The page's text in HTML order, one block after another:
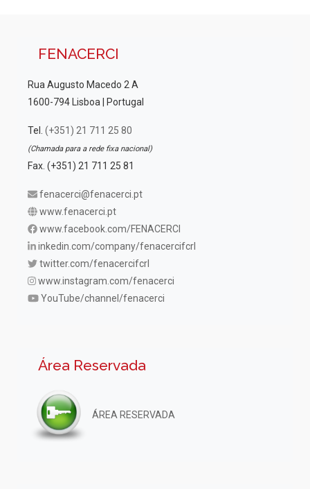
FENACERCI
Rua Augusto Macedo 2 A
1600-794 Lisboa | Portugal
Tel. (+351) 21 711 25 80
(Chamada para a rede fixa nacional)
Fax. (+351) 21 711 25 81
fenacerci@fenacerci.pt
www.fenacerci.pt
www.facebook.com/FENACERCI
inkedin.com/company/fenacercifcrl
twitter.com/fenacercifcrl
www.instagram.com/fenacerci
YouTube/channel/fenacerci
Área Reservada
ÁREA RESERVADA